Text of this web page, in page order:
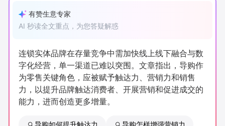
有赞春季发布会 实干家直播间
新零售大会 新零售茶会
新零售私享会 门店经营增长公开课
AllValue 战略合作
增长产品指南
有赞生意专家
AI 秒读全文重点，为您答疑解惑
连锁实体品牌在存量竞争中需加快线上线下融合与数
字化经营，单一渠道已难以突围。文章指出，导购作
为零售关键角色，应被赋予触达力、营销力和销售
力，以提升品牌触达消费者、开展营销和促进成交的
能力，进而创造更多增量。
导购如何提升触达力 导购怎样增强营销力